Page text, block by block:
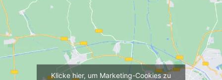
Klicke hier, um Marketing-Cookies zu